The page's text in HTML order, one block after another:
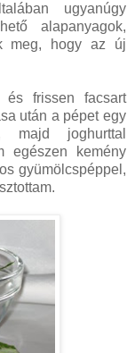
ugyanúgy
alapanyagok,
meg, hogy az új
és frissen facsart
után a pépet egy
majd joghurttal
egészen kemény
gyümölcspéppel,